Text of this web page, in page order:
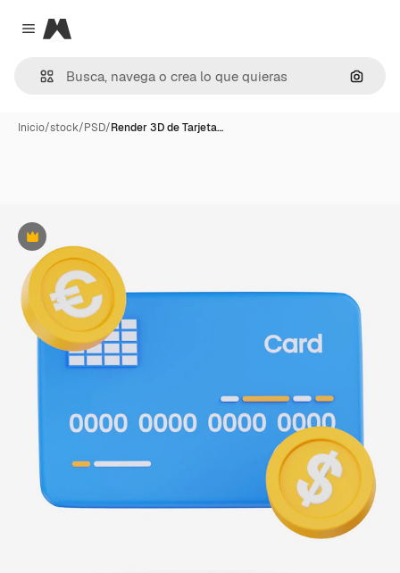
Close menu
Magnific
Inicio/stock/PSD/Render 3D de Tarjeta…
Premium